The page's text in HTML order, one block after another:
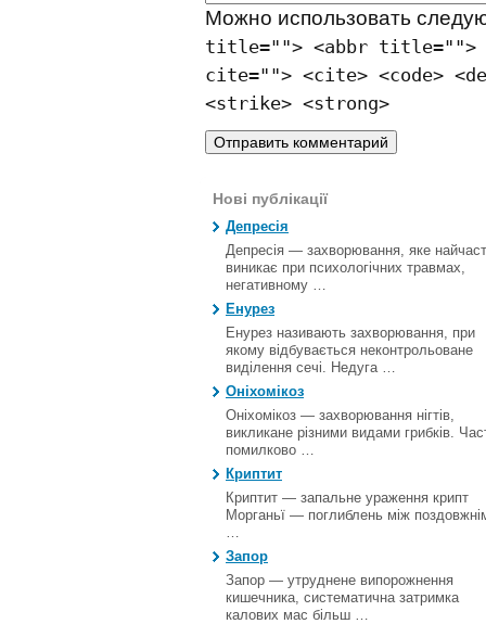
Можно использовать
title=""> <abbr title="">
cite=""> <cite> <code>
<strike> <strong>
Нові публікації
Депресія
Депресія — захворювання, яке
виникає при психологічних травмах,
негативному …
Енурез
Енурез називають захворювання, при
якому відбувається неконтрольоване
виділення сечі. Недуга …
Оніхомікоз
Оніхомікоз — захворювання нігтів,
викликане різними видами грибків.
помилково …
Криптит
Криптит — запальне ураження крипт
Морганьї — поглиблень між
…
Запор
Запор — утруднене випорожнення
кишечника, систематична затримка
калових мас більш …